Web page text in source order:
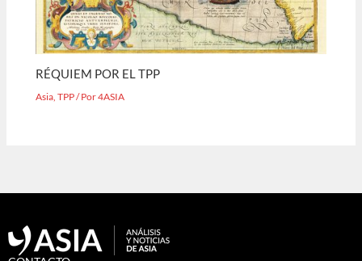
RÉQUIEM POR EL TPP
Asia,TPP/ Por4ASIA